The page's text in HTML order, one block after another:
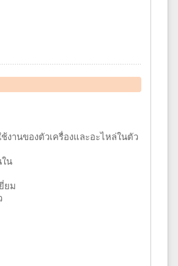
งานของตัวเครื่องและอะไหล่ในตัว
น
ยม